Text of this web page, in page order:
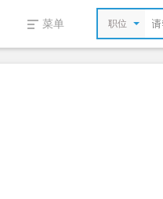
菜单 职位